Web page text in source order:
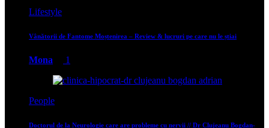
Lifestyle
Vânătorii de Fantome Moștenirea – Review & lucruri pe care nu le știai
Mona 1
People
Doctorul de la Neurologie care are probleme cu nervii // Dr Clujeanu Bogdan-